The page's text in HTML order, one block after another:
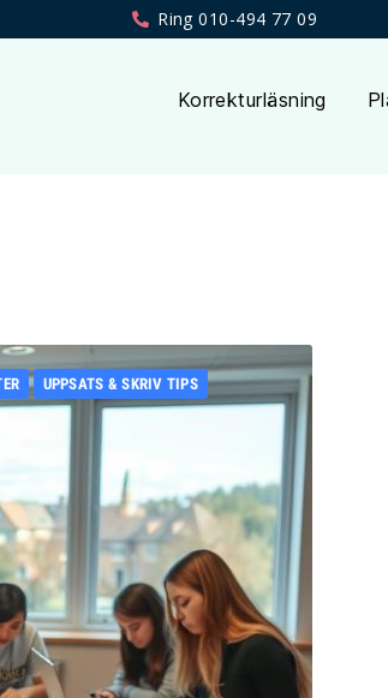
Ring 010-494 77 09
Korrekturläsning
UPPSATS & SKRIV TIPS